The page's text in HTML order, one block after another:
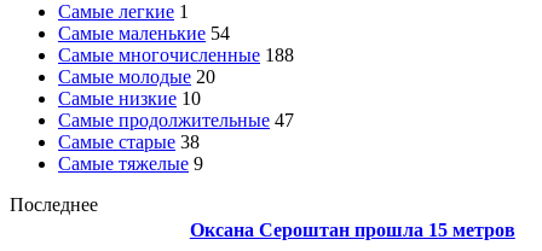
Самые легкие 1
Самые маленькие 54
Самые многочисленные 188
Самые молодые 20
Самые низкие 10
Самые продолжительные 47
Самые старые 38
Самые тяжелые 9
Последнее
Оксана Сероштан прошла 15 метров